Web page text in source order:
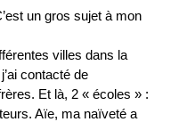
un gros sujet à mon
villes dans la
contacté de
Et là, 2 « écoles » :
Aïe, ma naïveté a